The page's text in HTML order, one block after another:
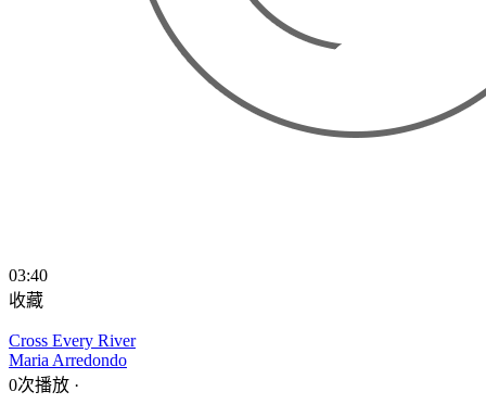
03:40
收藏
Cross Every River
Maria Arredondo
0次播放 ·